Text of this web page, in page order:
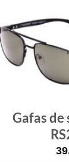
Gafas